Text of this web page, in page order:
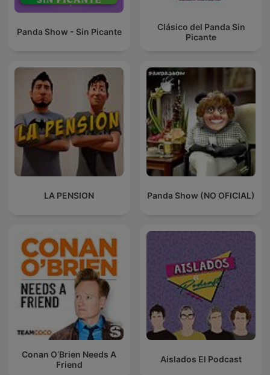
Panda Show - Sin Picante
Clásico del Panda Sin
Picante
LA PENSION Panda Show (NO OFICIAL)
Conan O’Brien Needs A
Friend
Aislados El Podcast